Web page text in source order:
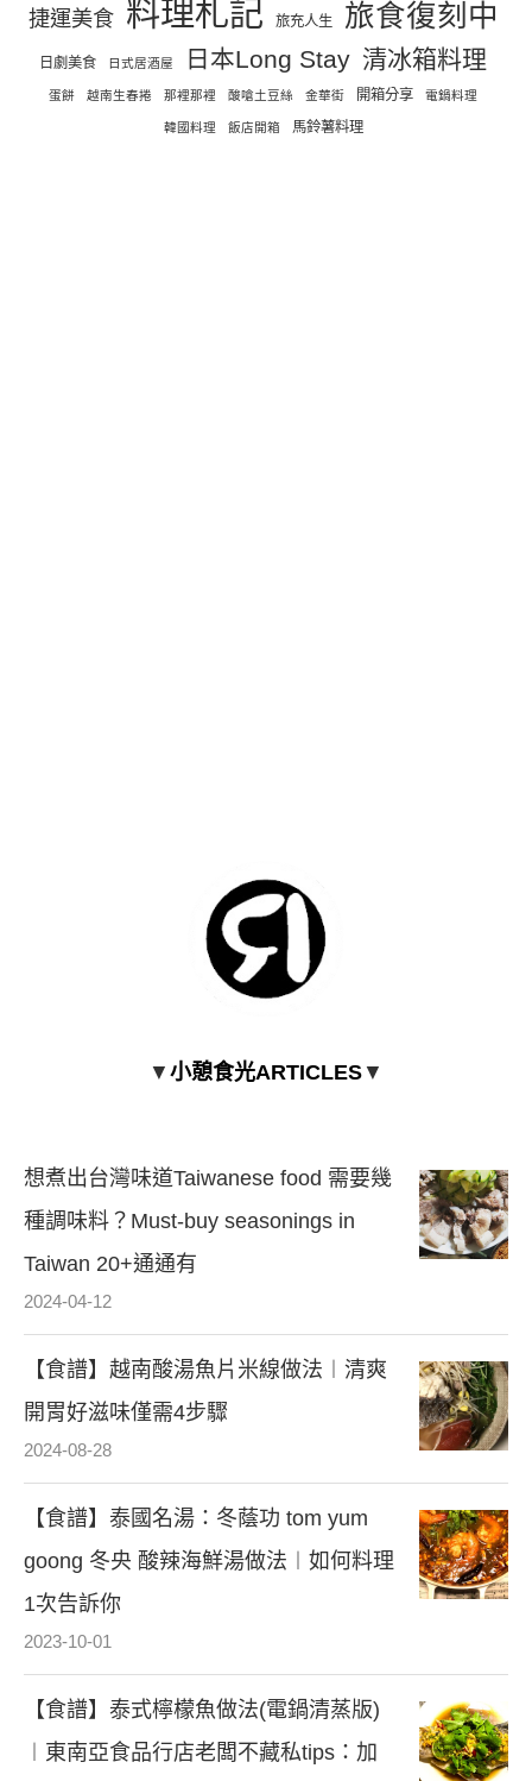
捷運美食 料理札記 旅充人生 旅食復刻中
日劇美食 日式居酒屋 日本Long Stay 清冰箱料理
蛋餅 越南生春捲 那裡那裡 酸嗆土豆絲 金華街 開箱分享 電鍋料理
韓國料理 飯店開箱 馬鈴薯料理
▼ 小憩食光ARTICLES▼
想煮出台灣味道Taiwanese food 需要幾
種調味料？Must-buy seasonings in
Taiwan 20+通通有
2024-04-12
【食譜】越南酸湯魚片米線做法︱清爽
開胃好滋味僅需4步驟
2024-08-28
【食譜】泰國名湯：冬蔭功 tom yum
goong 冬央 酸辣海鮮湯做法︱如何料理
1次告訴你
2023-10-01
【食譜】泰式檸檬魚做法(電鍋清蒸版)
︱東南亞食品行店老闆不藏私tips：加